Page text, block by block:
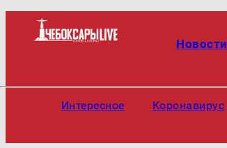
Интересное Коронавирус